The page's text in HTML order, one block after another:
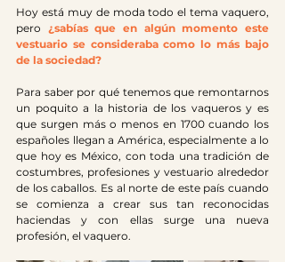
Hoy está muy de moda todo el tema vaquero,
pero ¿sabías que en algún momento este
vestuario se consideraba como lo más bajo
de la sociedad?
Para saber por qué tenemos que remontarnos
un poquito a la historia de los vaqueros y es
que surgen más o menos en 1700 cuando los
españoles llegan a América, especialmente a lo
que hoy es México, con toda una tradición de
costumbres, profesiones y vestuario alrededor
de los caballos. Es al norte de este país cuando
se comienza a crear sus tan reconocidas
haciendas y con ellas surge una nueva
profesión, el vaquero.